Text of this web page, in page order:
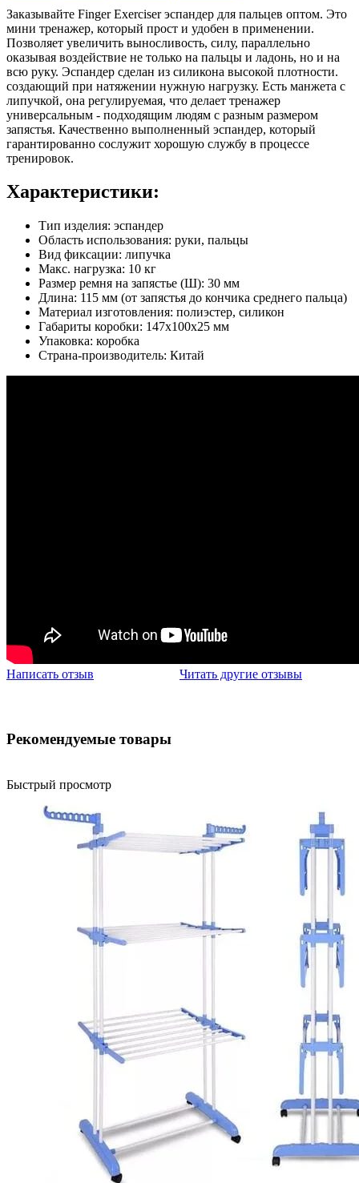
Заказывайте Finger Exerciser эспандер для пальцев оптом. Это
мини тренажер, который прост и удобен в применении.
Позволяет увеличить выносливость, силу, параллельно
оказывая воздействие не только на пальцы и ладонь, но и на
всю руку. Эспандер сделан из силикона высокой плотности.
создающий при натяжении нужную нагрузку. Есть манжета с
липучкой, она регулируемая, что делает тренажер
универсальным - подходящим людям с разным размером
запястья. Качественно выполненный эспандер, который
гарантированно сослужит хорошую службу в процессе
тренировок.
Характеристики:
Тип изделия: эспандер
Область использования: руки, пальцы
Вид фиксации: липучка
Макс. нагрузка: 10 кг
Размер ремня на запястье (Ш): 30 мм
Длина: 115 мм (от запястья до кончика среднего пальца)
Материал изготовления: полиэстер, силикон
Габариты коробки: 147х100х25 мм
Упаковка: коробка
Страна-производитель: Китай
Написать отзыв Читать другие отзывы
Рекомендуемые товары
Быстрый просмотр